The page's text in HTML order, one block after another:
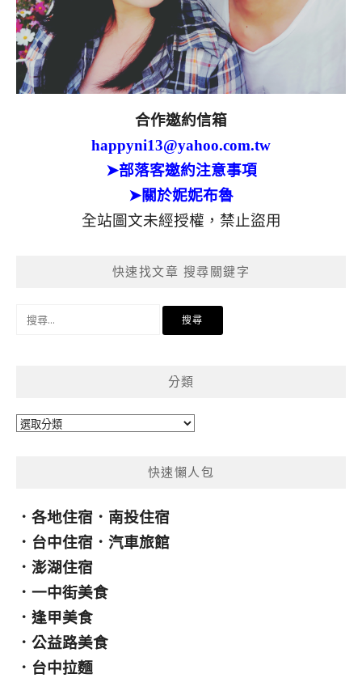
合作邀約信箱
happyni13@yahoo.com.tw
➤部落客邀約注意事項
➤關於妮妮布魯
全站圖文未經授權，禁止盜用
快速找文章 搜尋關鍵字
分類
分
快速懶人包
． 各地住宿 ． 南投住宿
． 台中住宿 ． 汽車旅館
． 澎湖住宿
． 一中街美食
． 逢甲美食
． 公益路美食
． 台中拉麵